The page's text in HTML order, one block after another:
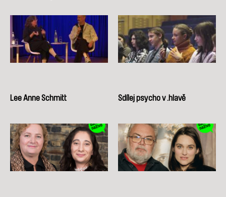
Lee Anne Schmitt Sdílej psycho v .hlavě